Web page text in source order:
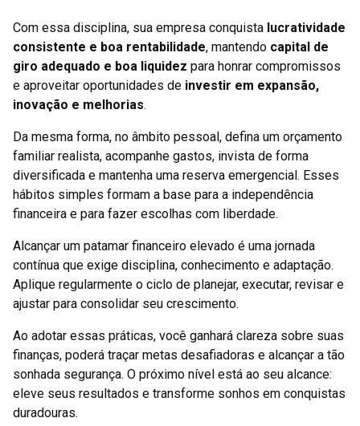
Com essa disciplina, sua empresa conquista lucratividade
consistente e boa rentabilidade, mantendo capital de
giro adequado e boa liquidez para honrar compromissos
e aproveitar oportunidades de investir em expansão,
inovação e melhorias.
Da mesma forma, no âmbito pessoal, defina um orçamento
familiar realista, acompanhe gastos, invista de forma
diversificada e mantenha uma reserva emergencial. Esses
hábitos simples formam a base para a independência
financeira e para fazer escolhas com liberdade.
Alcançar um patamar financeiro elevado é uma jornada
contínua que exige disciplina, conhecimento e adaptação.
Aplique regularmente o ciclo de planejar, executar, revisar e
ajustar para consolidar seu crescimento.
Ao adotar essas práticas, você ganhará clareza sobre suas
finanças, poderá traçar metas desafiadoras e alcançar a tão
sonhada segurança. O próximo nível está ao seu alcance:
eleve seus resultados e transforme sonhos em conquistas
duradouras.